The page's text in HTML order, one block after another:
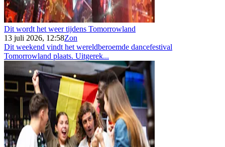
Dit wordt het weer tijdens Tomorrowland
13 juli 2026, 12:58Zon
Dit weekend vindt het wereldberoemde dancefestival
Tomorrowland plaats. Uitgerek...